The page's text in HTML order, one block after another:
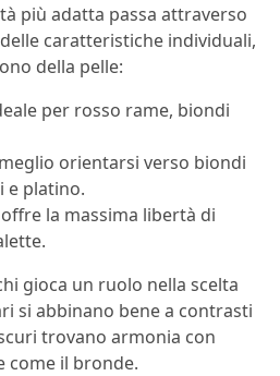
più adatta passa attraverso
caratteristiche individuali,
della pelle:
per rosso rame, biondi
orientarsi verso biondi
e platino.
la massima libertà di
gioca un ruolo nella scelta
si abbinano bene a contrasti
trovano armonia con
come il bronde.